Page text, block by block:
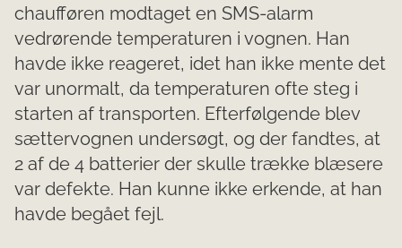
chaufføren modtaget en SMS-alarm
vedrørende temperaturen i vognen. Han
havde ikke reageret, idet han ikke mente det
var unormalt, da temperaturen ofte steg i
starten af transporten. Efterfølgende blev
sættervognen undersøgt, og der fandtes, at
2 af de 4 batterier der skulle trække blæsere
var defekte. Han kunne ikke erkende, at han
havde begået fejl.